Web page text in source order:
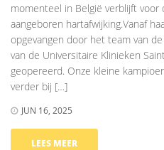
momenteel in België verblijft voor
aangeboren hartafwijking.Vanaf
opgevangen door het team van
van de Universitaire Klinieken
geopereerd. Onze kleine
verder bij […]
JUN 16, 2025
LEES MEER